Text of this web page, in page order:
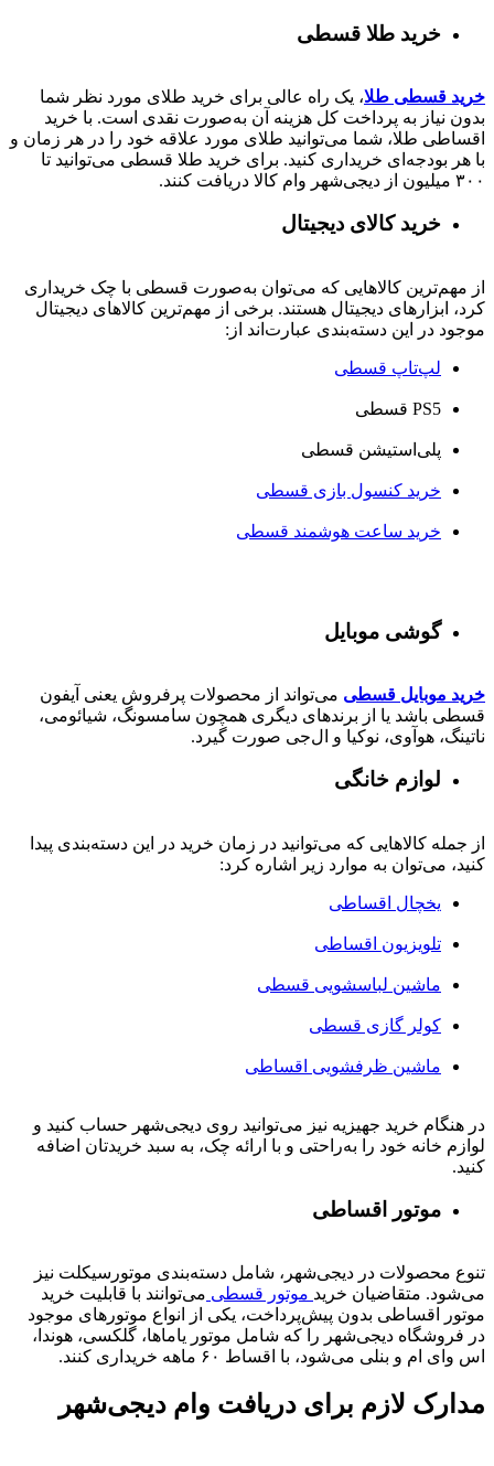
خرید طلا قسطی
خرید قسطی طلا، یک راه عالی برای خرید طلای مورد نظر شما
بدون نیاز به پرداخت کل هزینه آن به‌صورت نقدی است. با خرید
اقساطی طلا، شما می‌توانید طلای مورد علاقه خود را در هر زمان و
با هر بودجه‌ای خریداری کنید. برای خرید طلا قسطی می‌توانید تا
۳۰۰ میلیون از دیجی‌شهر وام کالا دریافت کنند.
خرید کالای دیجیتال
از مهم‌ترین کالاهایی که می‌توان به‌صورت قسطی با چک خریداری
کرد، ابزارهای دیجیتال هستند. برخی از مهم‌ترین کالاهای دیجیتال
موجود در این دسته‌بندی عبارت‌اند از:
لپ‌تاپ قسطی
PS5 قسطی
پلی‌استیشن قسطی
خرید کنسول بازی قسطی
خرید ساعت هوشمند قسطی
گوشی موبایل
خرید موبایل قسطی می‌تواند از محصولات پرفروش یعنی آیفون
قسطی باشد یا از برندهای دیگری همچون سامسونگ، شیائومی،
ناتینگ، هوآوی، نوکیا و ال‌جی صورت گیرد.
لوازم خانگی
از جمله کالاهایی که می‌توانید در زمان خرید در این دسته‌بندی پیدا
کنید، می‌توان به موارد زیر اشاره کرد:
یخچال اقساطی
تلویزیون اقساطی
ماشین لباسشویی قسطی
کولر گازی قسطی
ماشین ظرفشویی اقساطی
در هنگام خرید جهیزیه نیز می‌توانید روی دیجی‌شهر حساب کنید و
لوازم خانه خود را به‌راحتی و با ارائه چک، به سبد خریدتان اضافه
کنید.
موتور اقساطی
تنوع محصولات در دیجی‌شهر، شامل دسته‌بندی موتورسیکلت نیز
می‌شود. متقاضیان خرید موتور قسطی می‌توانند با قابلیت خرید
موتور اقساطی بدون پیش‌پرداخت، یکی از انواع موتورهای موجود
در فروشگاه دیجی‌شهر را که شامل موتور یاماها، گلکسی، هوندا،
اس وای ام و بنلی می‌شود، با اقساط ۶۰ ماهه خریداری کنند.
مدارک لازم برای دریافت وام دیجی‌شهر